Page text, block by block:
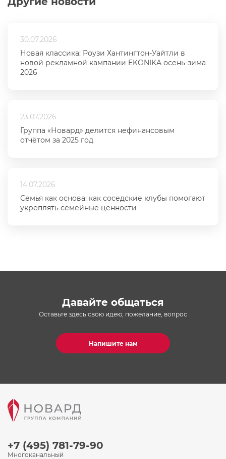
30.07.2026
Новая классика: Роузи Хантингтон-Уайтли в
новой рекламной кампании EKONIKA осень-зима
2026
23.07.2026
Группа «Новард» делится нефинансовым
отчётом за 2025 год
14.07.2026
Семья как основа: как соседские клубы помогают
укреплять семейные ценности
Давайте общаться
Оставьте здесь свою идею, пожелание, вопрос
Напишите нам
+7 (495) 781-79-90
Многоканальный